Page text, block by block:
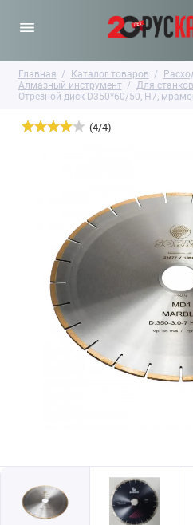
Главная Каталог товаров
Алмазный инструмент
Для станков
Отрезной диск D350*60/50, H7,
(4/4)